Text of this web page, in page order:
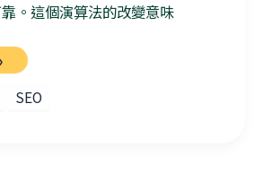
。這個演算法的改變意味
SEO